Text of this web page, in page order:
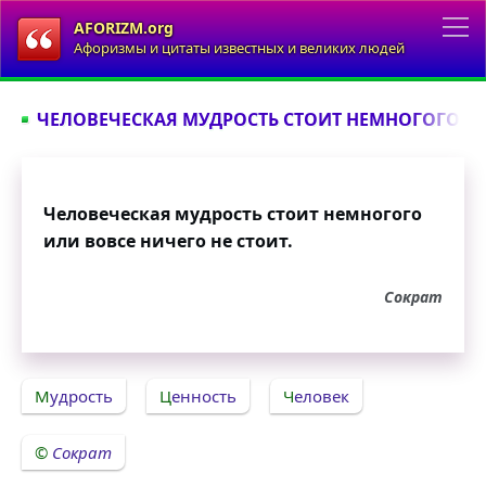
AFORIZM.org
Афоризмы и цитаты известных и великих людей
ЧЕЛОВЕЧЕСКАЯ МУДРОСТЬ СТОИТ НЕМНОГОГО
Человеческая мудрость стоит немногого
или вовсе ничего не стоит.
Сократ
Мудрость Ценность Человек
Сократ